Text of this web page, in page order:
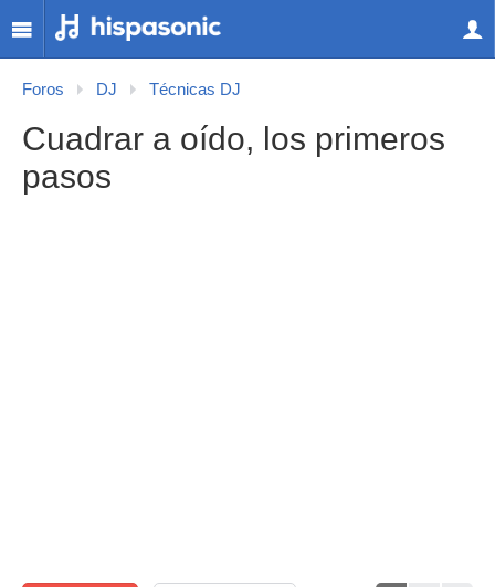
Foros DJ Técnicas DJ
Cuadrar a oído, los primeros
pasos